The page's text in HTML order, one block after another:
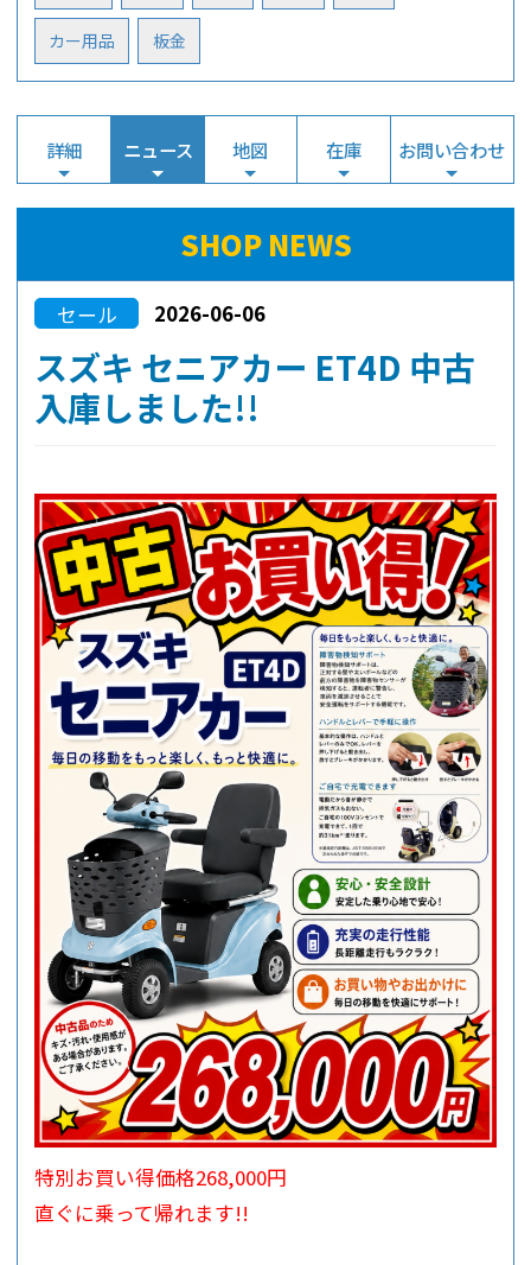
カー用品 板金
詳細 ニュース 地図 在庫 お問い合わせ
SHOP NEWS
セール 2026-06-06
スズキ セニアカー ET4D 中古
入庫しました!!
特別お買い得価格268,000円
直ぐに乗って帰れます!!